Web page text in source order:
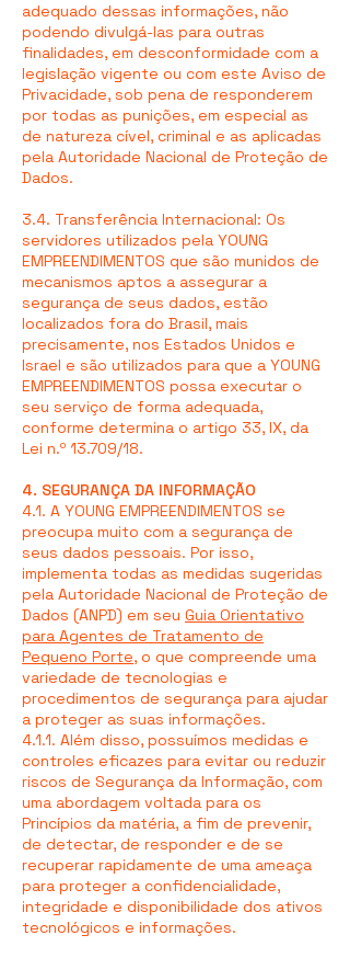
adequado dessas informações, não
podendo divulgá-las para outras
finalidades, em desconformidade com a
legislação vigente ou com este Aviso de
Privacidade, sob pena de responderem
por todas as punições, em especial as
de natureza cível, criminal e as aplicadas
pela Autoridade Nacional de Proteção de
Dados.
3.4. Transferência Internacional: Os
servidores utilizados pela YOUNG
EMPREENDIMENTOS que são munidos de
mecanismos aptos a assegurar a
segurança de seus dados, estão
localizados fora do Brasil, mais
precisamente, nos Estados Unidos e
Israel e são utilizados para que a YOUNG
EMPREENDIMENTOS possa executar o
seu serviço de forma adequada,
conforme determina o artigo 33, IX, da
Lei n.º 13.709/18.
4. SEGURANÇA DA INFORMAÇÃO
4.1. A YOUNG EMPREENDIMENTOS se
preocupa muito com a segurança de
seus dados pessoais. Por isso,
implementa todas as medidas sugeridas
pela Autoridade Nacional de Proteção de
Dados (ANPD) em seu Guia Orientativo
para Agentes de Tratamento de
Pequeno Porte, o que compreende uma
variedade de tecnologias e
procedimentos de segurança para ajudar
a proteger as suas informações.
4.1.1. Além disso, possuímos medidas e
controles eficazes para evitar ou reduzir
riscos de Segurança da Informação, com
uma abordagem voltada para os
Princípios da matéria, a fim de prevenir,
de detectar, de responder e de se
recuperar rapidamente de uma ameaça
para proteger a confidencialidade,
integridade e disponibilidade dos ativos
tecnológicos e informações.